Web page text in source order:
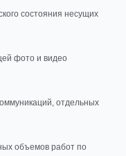
состояния несущих
фото и видео
отдельных
объемов работ по